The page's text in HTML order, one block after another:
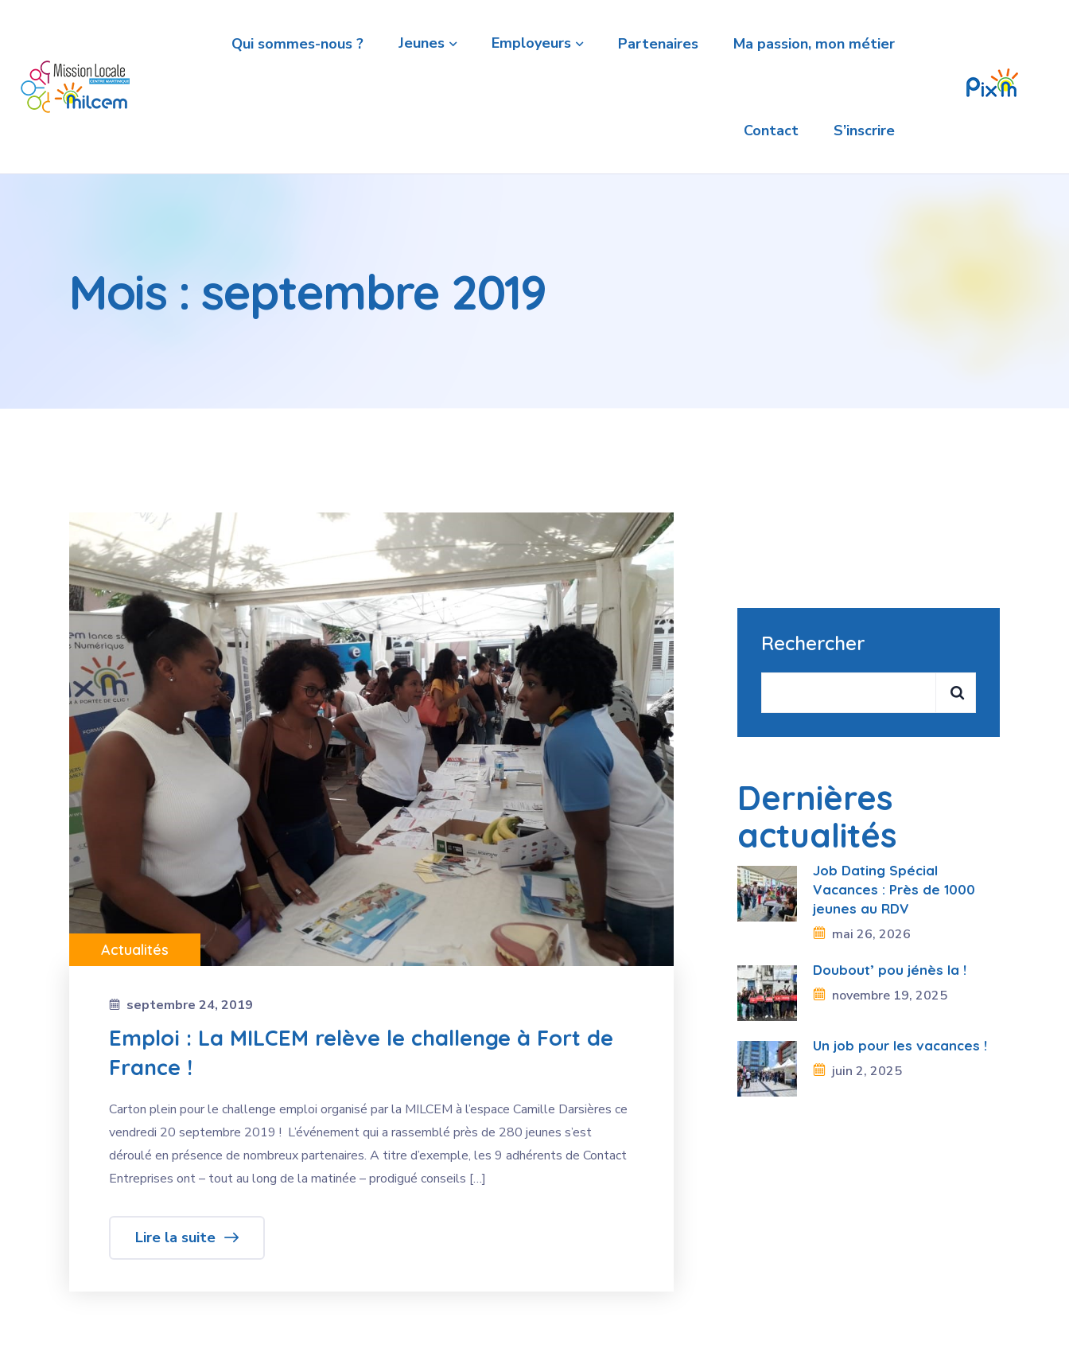
Qui sommes-nous ? Jeunes Employeurs Partenaires Ma passion, mon métier
Contact S’inscrire
Mois : septembre 2019
Actualités
septembre 24, 2019
Emploi : La MILCEM relève le challenge à Fort de
France !
Carton plein pour le challenge emploi organisé par la MILCEM à l’espace Camille Darsières ce
vendredi 20 septembre 2019 ! L’événement qui a rassemblé près de 280 jeunes s’est
déroulé en présence de nombreux partenaires. A titre d’exemple, les 9 adhérents de Contact
Entreprises ont – tout au long de la matinée – prodigué conseils […]
Lire la suite
Rechercher
Dernières
actualités
Job Dating Spécial
Vacances : Près de 1000
jeunes au RDV
mai 26, 2026
Doubout’ pou jénès la !
novembre 19, 2025
Un job pour les vacances !
juin 2, 2025